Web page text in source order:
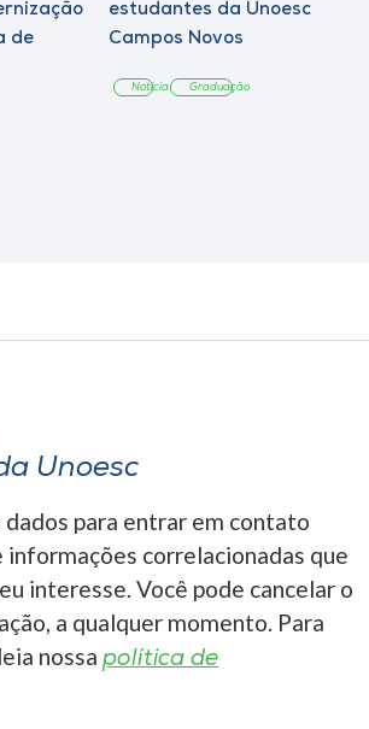
de
estudantes da Unoesc
Campos Novos
Notícia Graduação
Unoesc
dados para entrar em contato
informações correlacionadas que
interesse. Você pode cancelar o
a qualquer momento. Para
nossa política de